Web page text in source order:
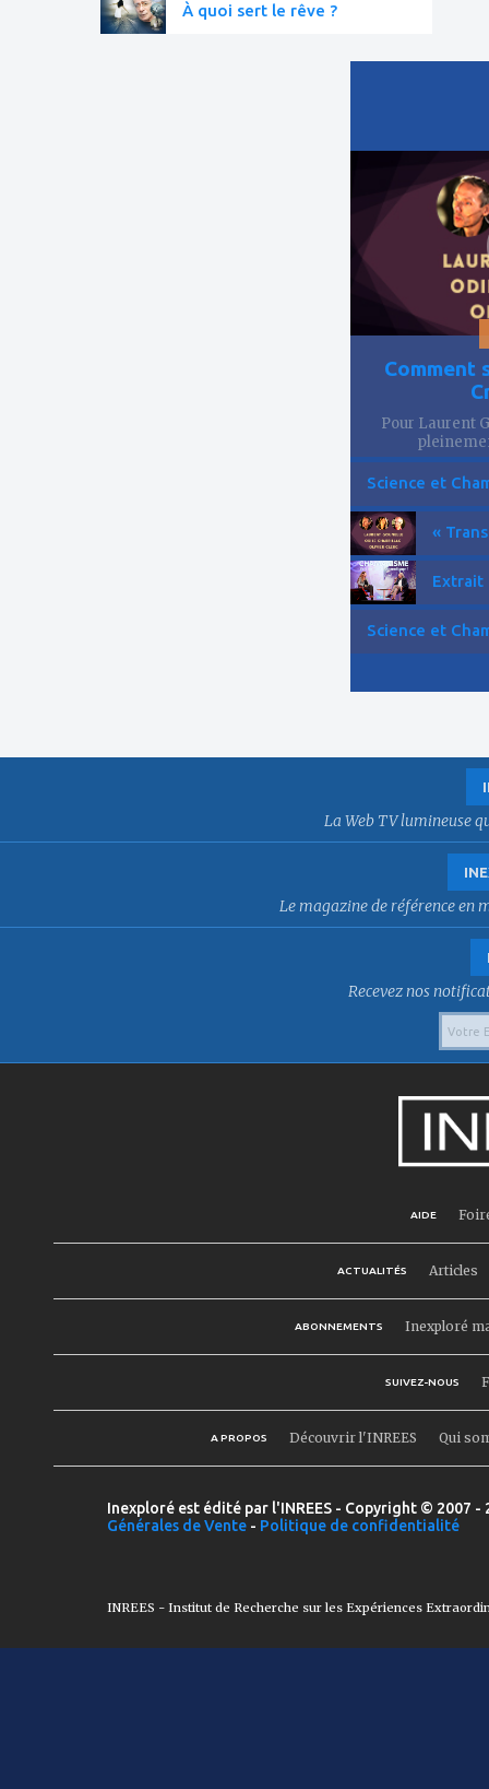
À quoi sert le rêve ?
favoris
Comment
Pour Laurent
Science et
«
Extrait
Science et
La Web TV lumineuse
Le magazine de référence en
Recevez nos
AIDE
ACTUALITÉS Articles
ABONNEMENTS Inexploré
SUIVEZ-NOUS
A PROPOS Découvrir l'INREES Qui
Inexploré est édité par l'INREES - Copyright © 2007
Générales de Vente - Politique de confidentialité
INREES - Institut de Recherche sur les Expériences